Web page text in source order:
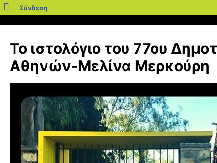
blogs.sch.gr
Σύνδεση
περιεχόμενο
Το ιστολόγιο του 77ου
Αθηνών-Μελίνα Μερκούρη